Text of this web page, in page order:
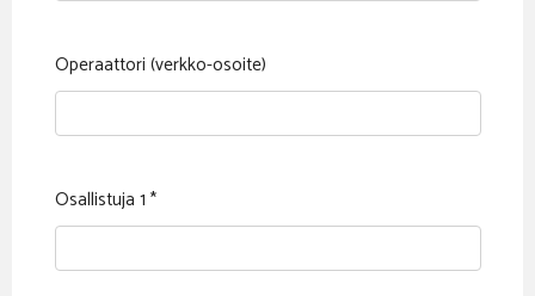
Operaattori (verkko-osoite)
Osallistuja 1 *